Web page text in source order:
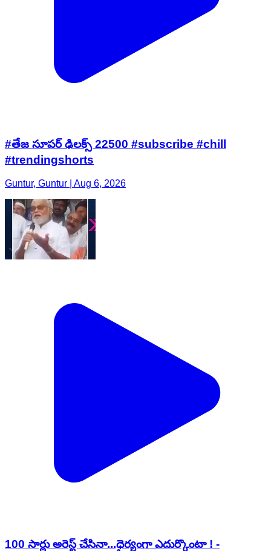
#తేజ సూపర్ ఢిలక్స్ 22500 #subscribe #chill
#trendingshorts
Guntur, Guntur | Aug 6, 2026
100 సార్లు అరెస్ట్ చేసినా...ధైర్యంగా ఎదుర్కొంటా ! -